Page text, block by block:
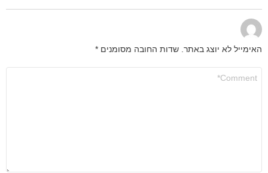
האימייל לא יוצג באתר. שדות החובה מסומנים *
שלך